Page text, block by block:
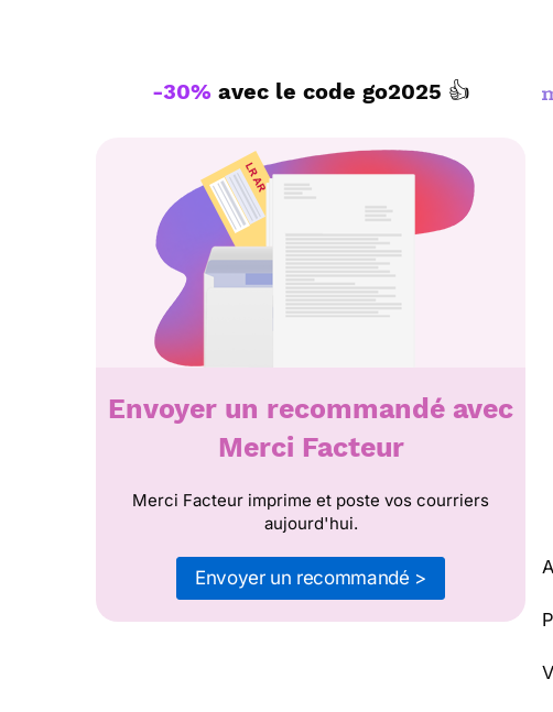
-30% avec le code go2025 👍
Envoyer un recommandé avec
Merci Facteur
Merci Facteur imprime et poste vos courriers
aujourd'hui.
Envoyer un recommandé >